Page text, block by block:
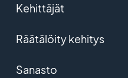
Kehittäjät
Räätälöity kehitys
Sanasto